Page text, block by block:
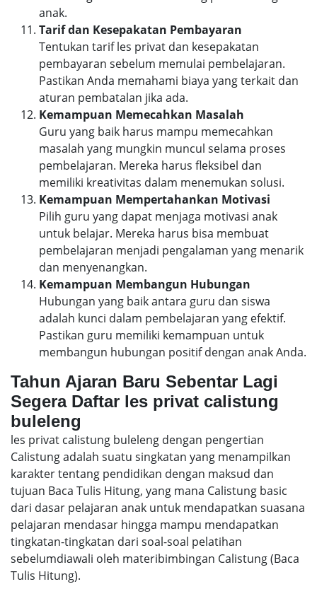
anak.
Tarif dan Kesepakatan Pembayaran
Tentukan tarif les privat dan kesepakatan
pembayaran sebelum memulai pembelajaran.
Pastikan Anda memahami biaya yang terkait dan
aturan pembatalan jika ada.
Kemampuan Memecahkan Masalah
Guru yang baik harus mampu memecahkan
masalah yang mungkin muncul selama proses
pembelajaran. Mereka harus fleksibel dan
memiliki kreativitas dalam menemukan solusi.
Kemampuan Mempertahankan Motivasi
Pilih guru yang dapat menjaga motivasi anak
untuk belajar. Mereka harus bisa membuat
pembelajaran menjadi pengalaman yang menarik
dan menyenangkan.
Kemampuan Membangun Hubungan
Hubungan yang baik antara guru dan siswa
adalah kunci dalam pembelajaran yang efektif.
Pastikan guru memiliki kemampuan untuk
membangun hubungan positif dengan anak Anda.
Tahun Ajaran Baru Sebentar Lagi
Segera Daftar les privat calistung
buleleng
les privat calistung buleleng dengan pengertian
Calistung adalah suatu singkatan yang menampilkan
karakter tentang pendidikan dengan maksud dan
tujuan Baca Tulis Hitung, yang mana Calistung basic
dari dasar pelajaran anak untuk mendapatkan suasana
pelajaran mendasar hingga mampu mendapatkan
tingkatan-tingkatan dari soal-soal pelatihan
sebelumdiawali oleh materibimbingan Calistung (Baca
Tulis Hitung).